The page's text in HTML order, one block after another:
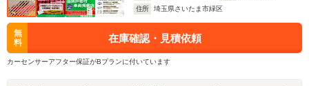
住所
埼玉県さいたま市緑区
無
料
在庫確認・見積依頼
カーセンサーアフター保証がBプランに付いています